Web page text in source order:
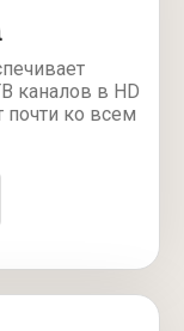
каналов в HD
почти ко всем